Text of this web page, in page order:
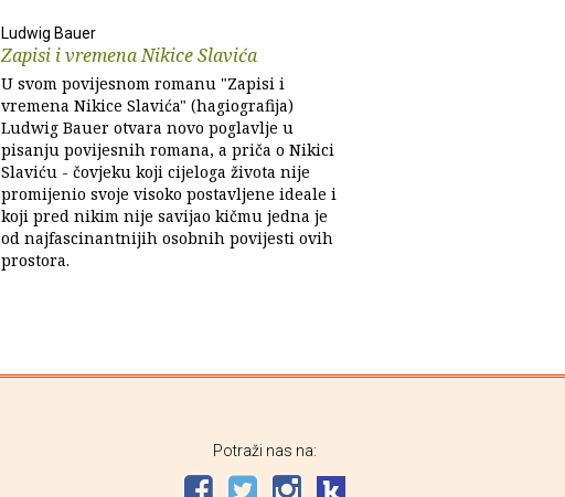
Ludwig Bauer
Zapisi i vremena Nikice Slavića
U svom povijesnom romanu "Zapisi i
vremena Nikice Slavića" (hagiografija)
Ludwig Bauer otvara novo poglavlje u
pisanju povijesnih romana, a priča o Nikici
Slaviću - čovjeku koji cijeloga života nije
promijenio svoje visoko postavljene ideale i
koji pred nikim nije savijao kičmu jedna je
od najfascinantnijih osobnih povijesti ovih
prostora.
Potraži nas na: